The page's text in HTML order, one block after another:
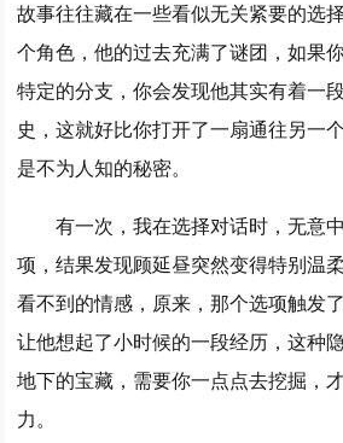
故事往往藏在一些看似无关紧要的选
个角色，他的过去充满了谜团，如果
特定的分支，你会发现他其实有着一
史，这就好比你打开了一扇通往另一
是不为人知的秘密。
有一次，我在选择对话时，无意
项，结果发现顾延昼突然变得特别温
看不到的情感，原来，那个选项触发
让他想起了小时候的一段经历，这种
地下的宝藏，需要你一点点去挖掘，
力。